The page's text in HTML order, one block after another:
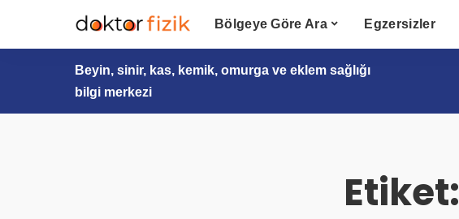
Bölgeye Göre Ara Egzersizler
Beyin, sinir, kas, kemik, omurga ve eklem sağlığı
bilgi merkezi
Etiket: